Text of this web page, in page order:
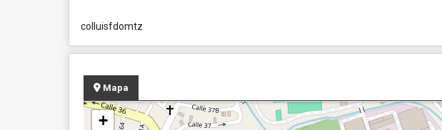
colluisfdomtz
Mapa
+